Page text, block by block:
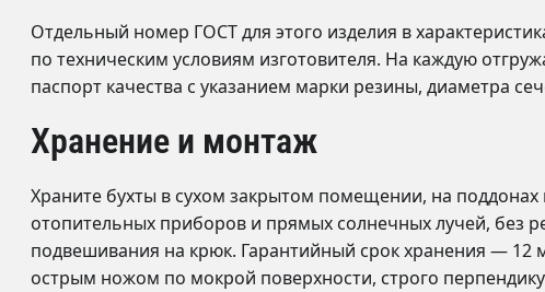
Отдельный номер ГОСТ для этого изделия в
по техническим условиям изготовителя. На каждую
паспорт качества с указанием марки резины, диаметра
Хранение и монтаж
Храните бухты в сухом закрытом помещении, на поддонах
отопительных приборов и прямых солнечных лучей, без
подвешивания на крюк. Гарантийный срок хранения — 12
острым ножом по мокрой поверхности, строго